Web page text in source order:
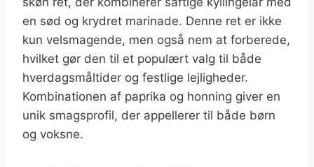
en sød og krydret marinade. Denne ret er ikke
kun velsmagende, men også nem at forberede,
hvilket gør den til et populært valg til både
hverdagsmåltider og festlige lejligheder.
Kombinationen af paprika og honning giver en
unik smagsprofil, der appellerer til både børn
og voksne.